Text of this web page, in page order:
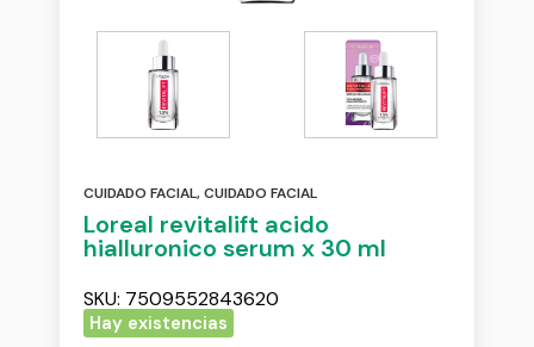
CUIDADO FACIAL,CUIDADO FACIAL
Loreal revitalift acido
hialluronico serum x 30 ml
SKU: 7509552843620
Hay existencias